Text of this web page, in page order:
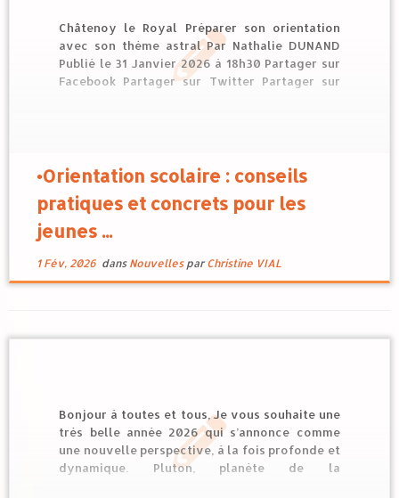
Châtenoy le Royal Préparer son orientation
avec son thème astral Par Nathalie DUNAND
Publié le 31 Janvier 2026 à 18h30 Partager sur
Facebook Partager sur Twitter Partager sur
•Orientation scolaire : conseils
pratiques et concrets pour les
jeunes ...
1 Fév, 2026dans Nouvelles parChristine VIAL
Bonjour à toutes et tous, Je vous souhaite une
très belle année 2026 qui s’annonce comme
une nouvelle perspective, à la fois profonde et
dynamique. Pluton, planète de la